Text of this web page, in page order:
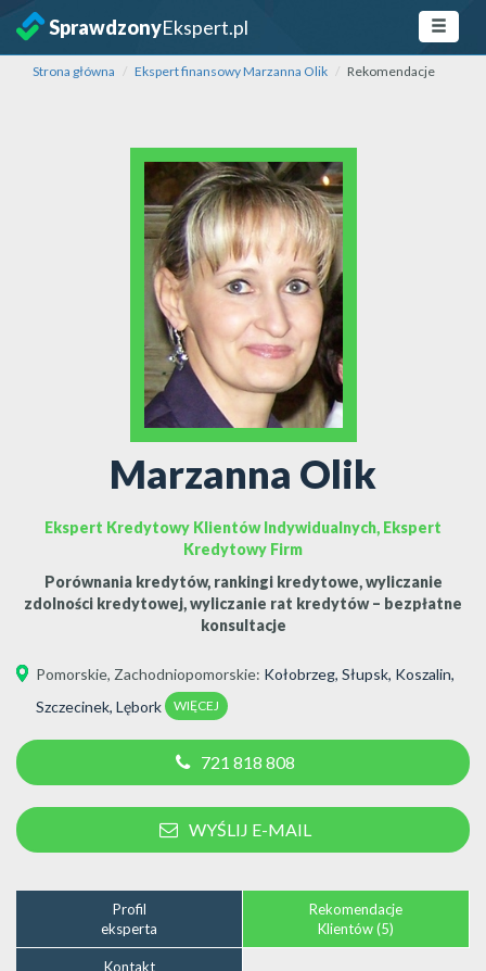
SprawdzonyEkspert.pl
Strona główna Ekspert finansowy Marzanna Olik Rekomendacje
Marzanna Olik
Ekspert Kredytowy Klientów Indywidualnych, Ekspert
Kredytowy Firm
Porównania kredytów, rankingi kredytowe, wyliczanie
zdolności kredytowej, wyliczanie rat kredytów – bezpłatne
konsultacje
Pomorskie, Zachodniopomorskie: Kołobrzeg, Słupsk, Koszalin,
Szczecinek, Lębork WIĘCEJ
721 818 808
WYŚLIJ E-MAIL
Profil
eksperta
Rekomendacje
Klientów (5)
Kontakt